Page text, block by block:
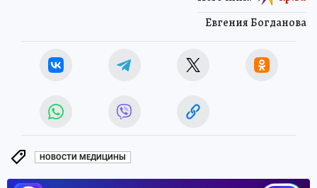
Евгения Богданова
НОВОСТИ МЕДИЦИНЫ